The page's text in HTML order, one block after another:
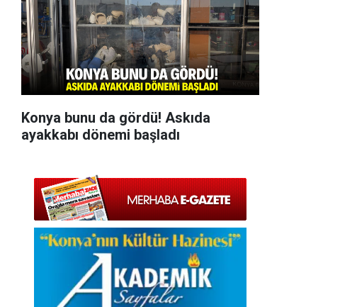
Konya bunu da gördü! Askıda
ayakkabı dönemi başladı